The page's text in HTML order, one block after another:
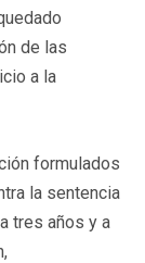
de las
a la
formulados
la sentencia
tres años y a